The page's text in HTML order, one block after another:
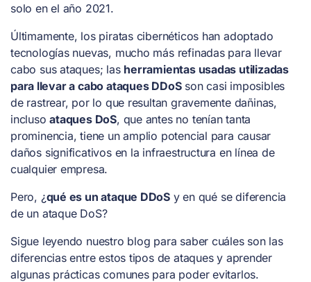
solo en el año 2021.
Últimamente, los piratas cibernéticos han adoptado
tecnologías nuevas, mucho más refinadas para llevar
cabo sus ataques; las herramientas usadas utilizadas
para llevar a cabo ataques DDoSson casi imposibles
de rastrear, por lo que resultan gravemente dañinas,
inclusoataques DoS, que antes no tenían tanta
prominencia, tiene un amplio potencial para causar
daños significativos en la infraestructura en línea de
cualquier empresa.
Pero, ¿qué es un ataque DDoS y en qué se diferencia
de un ataque DoS?
Sigue leyendo nuestro blog para saber cuáles son las
diferencias entre estos tipos de ataques y aprender
algunas prácticas comunes para poder evitarlos.